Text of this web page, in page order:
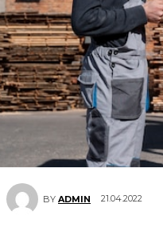
BY ADMIN 21.04.2022